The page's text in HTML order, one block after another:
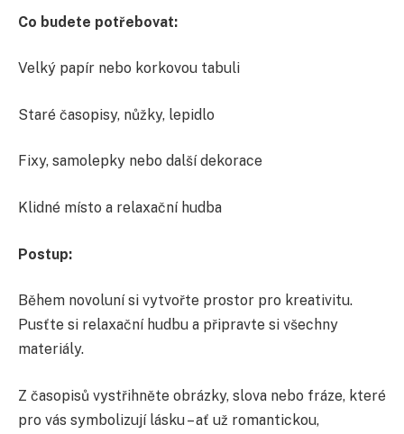
Co budete potřebovat:
Velký papír nebo korkovou tabuli
Staré časopisy, nůžky, lepidlo
Fixy, samolepky nebo další dekorace
Klidné místo a relaxační hudba
Postup:
Během novoluní si vytvořte prostor pro kreativitu.
Pusťte si relaxační hudbu a připravte si všechny
materiály.
Z časopisů vystřihněte obrázky, slova nebo fráze, které
pro vás symbolizují lásku – ať už romantickou,